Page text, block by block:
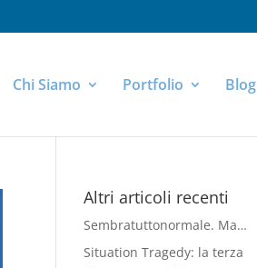
Chi Siamo Portfolio Blog
Altri articoli recenti
Sembratuttonormale. Ma…
Situation Tragedy: la terza